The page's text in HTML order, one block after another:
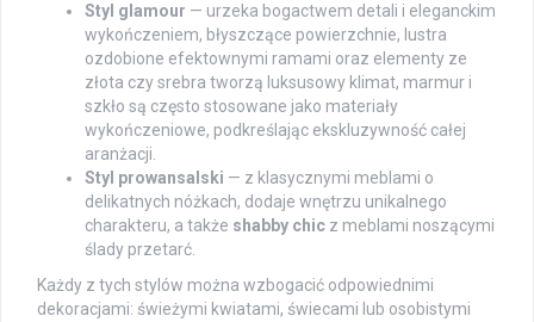
Styl glamour — urzeka bogactwem detali i eleganckim
wykończeniem, błyszczące powierzchnie, lustra
ozdobione efektownymi ramami oraz elementy ze
złota czy srebra tworzą luksusowy klimat, marmur i
szkło są często stosowane jako materiały
wykończeniowe, podkreślając ekskluzywność całej
aranżacji.
Styl prowansalski — z klasycznymi meblami o
delikatnych nóżkach, dodaje wnętrzu unikalnego
charakteru, a także shabby chic z meblami noszącymi
ślady przetarć.
Każdy z tych stylów można wzbogacić odpowiednimi
dekoracjami: świeżymi kwiatami, świecami lub osobistymi